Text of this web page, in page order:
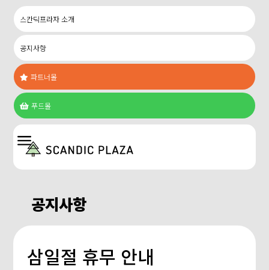
스칸딕프라자 소개
공지사항
 파트너몰
 푸드몰
a
공지사항
삼일절 휴무 안내